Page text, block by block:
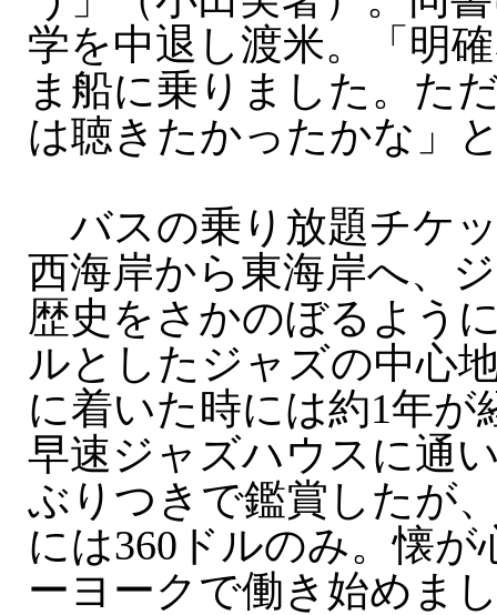
学を中退し渡米。「明
ま船に乗りました。た
は聴きたかったかな」
バスの乗り放題チケ
西海岸から東海岸へ、
歴史をさかのぼるよう
ルとしたジャズの中心
に着いた時には約1年が
早速ジャズハウスに通
ぶりつきで鑑賞したが
には360ドルのみ。懐
ーヨークで働き始めま